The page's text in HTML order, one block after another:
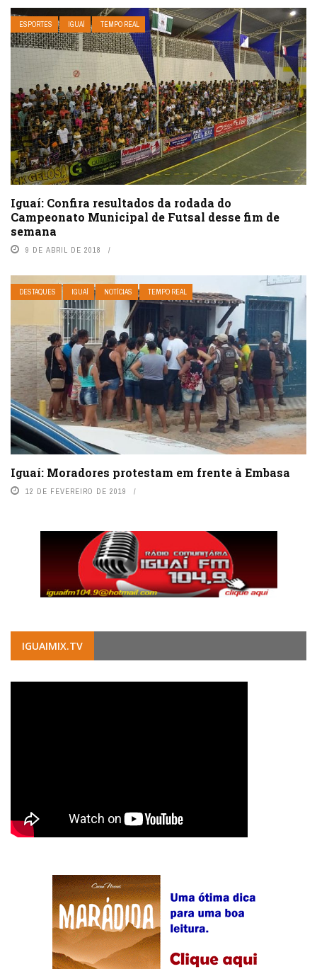
ESPORTES IGUAÍ TEMPO REAL
Iguaí: Confira resultados da rodada do
Campeonato Municipal de Futsal desse fim de
semana
9 DE ABRIL DE 2018
DESTAQUES IGUAÍ NOTÍCIAS TEMPO REAL
Iguaí: Moradores protestam em frente à Embasa
12 DE FEVEREIRO DE 2019
IGUAIMIX.TV